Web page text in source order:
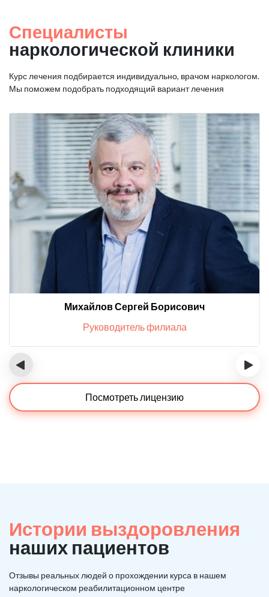
Специалисты
наркологической клиники
Курс лечения подбирается индивидуально, врачом наркологом.
Мы поможем подобрать подходящий вариант лечения
Михайлов Сергей Борисович
Руководитель филиала
‹ ›
Посмотреть лицензию
Истории выздоровления
наших пациентов
Отзывы реальных людей о прохождении курса в нашем
наркологическом реабилитационном центре